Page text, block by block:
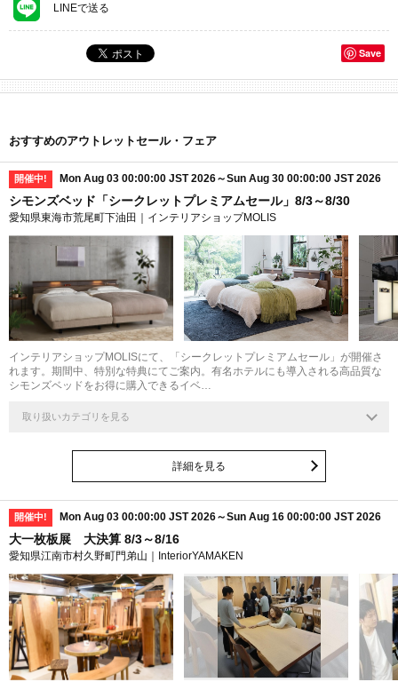
LINEで送る
Save
おすすめのアウトレットセール・フェア
開催中! Mon Aug 03 00:00:00 JST 2026～Sun Aug 30 00:00:00 JST 2026
シモンズベッド「シークレットプレミアムセール」8/3～8/30
愛知県東海市荒尾町下油田｜インテリアショップMOLIS
インテリアショップMOLISにて、「シークレットプレミアムセール」が開催さ
れます。期間中、特別な特典にてご案内。有名ホテルにも導入される高品質な
シモンズベッドをお得に購入できるイベ…
取り扱いカテゴリを見る
詳細を見る
開催中! Mon Aug 03 00:00:00 JST 2026～Sun Aug 16 00:00:00 JST 2026
大一枚板展 大決算 8/3～8/16
愛知県江南市村久野町門弟山｜InteriorYAMAKEN